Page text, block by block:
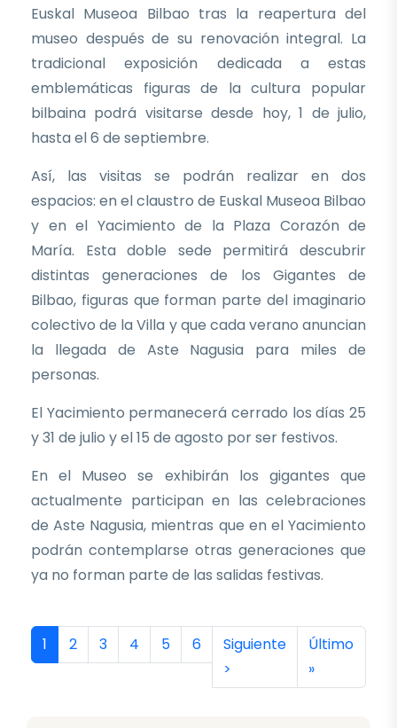
Euskal Museoa Bilbao tras la reapertura del
museo después de su renovación integral. La
tradicional exposición dedicada a estas
emblemáticas figuras de la cultura popular
bilbaina podrá visitarse desde hoy, 1 de julio,
hasta el 6 de septiembre.
Así, las visitas se podrán realizar en dos
espacios: en el claustro de Euskal Museoa Bilbao
y en el Yacimiento de la Plaza Corazón de
María. Esta doble sede permitirá descubrir
distintas generaciones de los Gigantes de
Bilbao, figuras que forman parte del imaginario
colectivo de la Villa y que cada verano anuncian
la llegada de Aste Nagusia para miles de
personas.
El Yacimiento permanecerá cerrado los días 25
y 31 de julio y el 15 de agosto por ser festivos.
En el Museo se exhibirán los gigantes que
actualmente participan en las celebraciones
de Aste Nagusia, mientras que en el Yacimiento
podrán contemplarse otras generaciones que
ya no forman parte de las salidas festivas.
Paginación
Página actual
1 Página
2 Página
3 Página
4 Página
5 Página
6 Siguiente página
Siguiente
>
Última
Último
»